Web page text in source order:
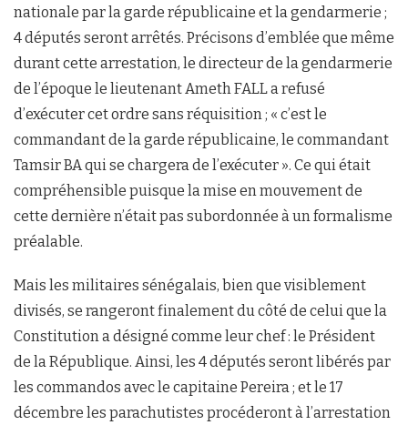
nationale par la garde républicaine et la gendarmerie ;
4 députés seront arrêtés. Précisons d’emblée que même
durant cette arrestation, le directeur de la gendarmerie
de l’époque le lieutenant Ameth FALL a refusé
d’exécuter cet ordre sans réquisition ; « c’est le
commandant de la garde républicaine, le commandant
Tamsir BA qui se chargera de l’exécuter ». Ce qui était
compréhensible puisque la mise en mouvement de
cette dernière n’était pas subordonnée à un formalisme
préalable.
Mais les militaires sénégalais, bien que visiblement
divisés, se rangeront finalement du côté de celui que la
Constitution a désigné comme leur chef : le Président
de la République. Ainsi, les 4 députés seront libérés par
les commandos avec le capitaine Pereira ; et le 17
décembre les parachutistes procéderont à l’arrestation